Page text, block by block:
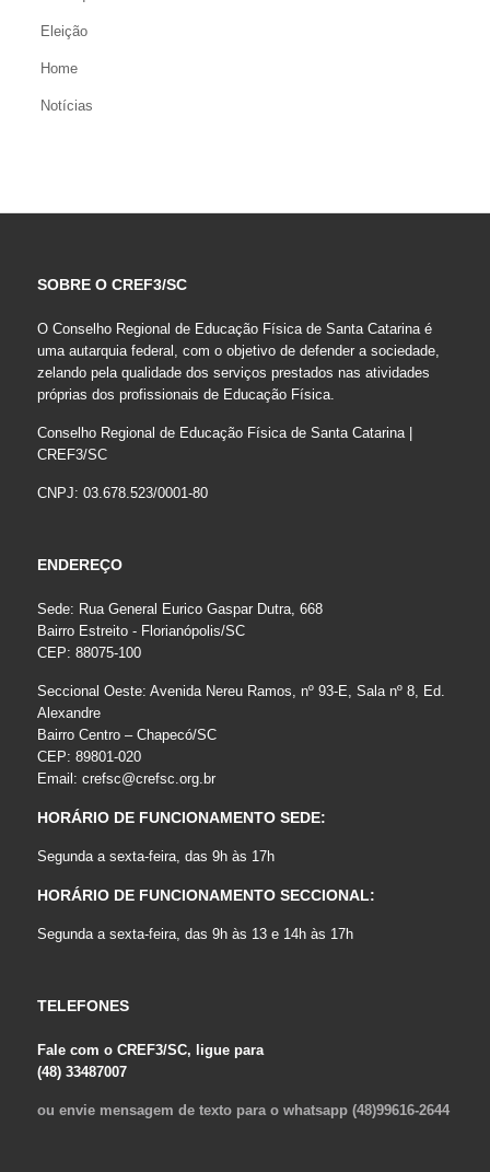
Eleição
Home
Notícias
SOBRE O CREF3/SC
O Conselho Regional de Educação Física de Santa Catarina é
uma autarquia federal, com o objetivo de defender a sociedade,
zelando pela qualidade dos serviços prestados nas atividades
próprias dos profissionais de Educação Física.
Conselho Regional de Educação Física de Santa Catarina |
CREF3/SC
CNPJ: 03.678.523/0001-80
ENDEREÇO
Sede: Rua General Eurico Gaspar Dutra, 668
Bairro Estreito - Florianópolis/SC
CEP: 88075-100
Seccional Oeste: Avenida Nereu Ramos, nº 93-E, Sala nº 8, Ed.
Alexandre
Bairro Centro – Chapecó/SC
CEP: 89801-020
Email: crefsc@crefsc.org.br
HORÁRIO DE FUNCIONAMENTO SEDE:
Segunda a sexta-feira, das 9h às 17h
HORÁRIO DE FUNCIONAMENTO SECCIONAL:
Segunda a sexta-feira, das 9h às 13 e 14h às 17h
TELEFONES
Fale com o CREF3/SC, ligue para
(48) 33487007
ou envie mensagem de texto para o whatsapp (48)99616-2644